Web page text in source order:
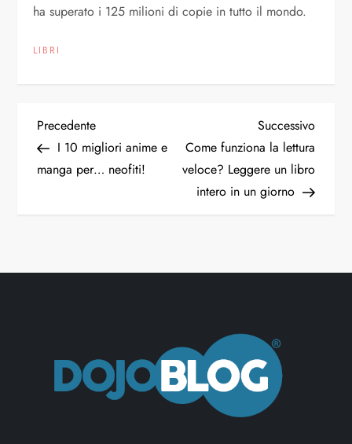
ha superato i 125 milioni di copie in tutto il mondo.
LIBRI
N
a
g
Articolo
precedente
Precedente
I 10 migliori anime e
manga per… neofiti!
Successivo
Come funziona la lettura
veloce? Leggere un libro
intero in un giorno